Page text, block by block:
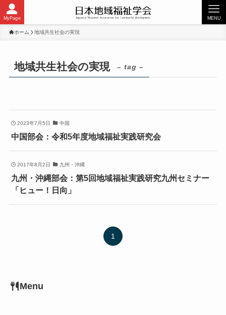
MyPage MENU
ホーム 地域共生社会の実現
地域共生社会の実現 – tag –
2023年7月5日 中国
中国部会：令和5年度地域福祉実践研究会
2017年8月2日 九州・沖縄
九州・沖縄部会：第5回地域福祉実践研究九州セミナー
「ヒュー！日向」
1
Menu